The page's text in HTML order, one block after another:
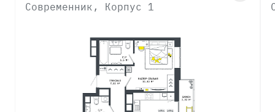
Современник, Корпус 1